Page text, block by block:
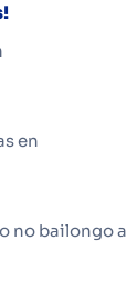
en
no bailongo a